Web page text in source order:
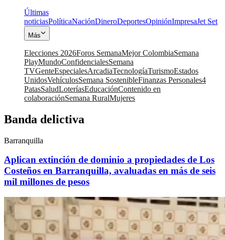
Últimas
noticiasPolíticaNaciónDineroDeportesOpiniónImpresaJet Set
Más
Elecciones 2026Foros SemanaMejor ColombiaSemana
PlayMundoConfidencialesSemana
TVGenteEspecialesArcadiaTecnologíaTurismoEstados
UnidosVehículosSemana SostenibleFinanzas Personales4
PatasSaludLoteríasEducaciónContenido en
colaboraciónSemana RuralMujeres
Banda delictiva
Barranquilla
Aplican extinción de dominio a propiedades de Los
Costeños en Barranquilla, avaluadas en más de seis
mil millones de pesos